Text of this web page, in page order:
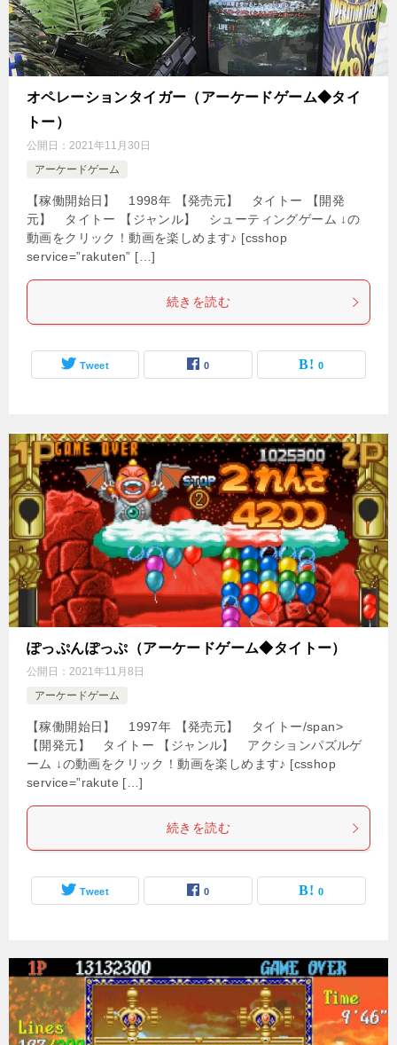
オペレーションタイガー（アーケードゲーム◆タイ
トー）
公開日： 2021年11月30日
アーケードゲーム
【稼働開始日】 1998年 【発売元】 タイトー 【開発
元】 タイトー 【ジャンル】 シューティングゲーム ↓の
動画をクリック！動画を楽しめます♪ [csshop
service=”rakuten” […]
続きを読む
Tweet 0 0
ぽっぷんぽっぷ（アーケードゲーム◆タイトー）
公開日： 2021年11月8日
アーケードゲーム
【稼働開始日】 1997年 【発売元】 タイトー/span>
【開発元】 タイトー 【ジャンル】 アクションパズルゲ
ーム ↓の動画をクリック！動画を楽しめます♪ [csshop
service=”rakute […]
続きを読む
Tweet 0 0